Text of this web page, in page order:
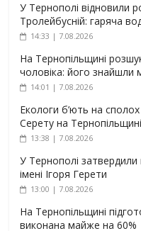
У Тернополі відновили
Тролейбусній: гаряча
14:33 | 7.08.2026
На Тернопільщині
чоловіка: його знайшли
14:01 | 7.08.2026
Екологи б’ють на
Серету на Тернопільщині
13:38 | 7.08.2026
У Тернополі затвердили
імені Ігоря Герети
13:00 | 7.08.2026
На Тернопільщині
виконана майже на 60%